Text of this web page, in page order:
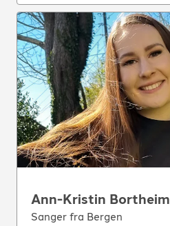
Ann-Kristin Bortheim
Sanger fra Bergen